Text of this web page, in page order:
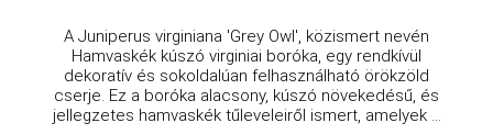
A Juniperus virginiana 'Grey Owl', közismert nevén
Hamvaskék kúszó virginiai boróka, egy rendkívül
dekoratív és sokoldalúan felhasználható örökzöld
cserje. Ez a boróka alacsony, kúszó növekedésű, és
jellegzetes hamvaskék tűleveleiről ismert, amelyek ...